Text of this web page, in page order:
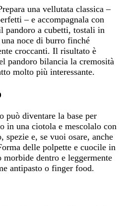
una vellutata classica –
– e accompagnala con
pandoro a cubetti, tostali in
noce di burro finché
croccanti. Il risultato è
pandoro bilancia la cremosità
molto più interessante.
può diventare la base per
in una ciotola e mescolalo con
e, se vuoi osare, anche
delle polpette e cuocile in
dentro e leggermente
antipasto o finger food.